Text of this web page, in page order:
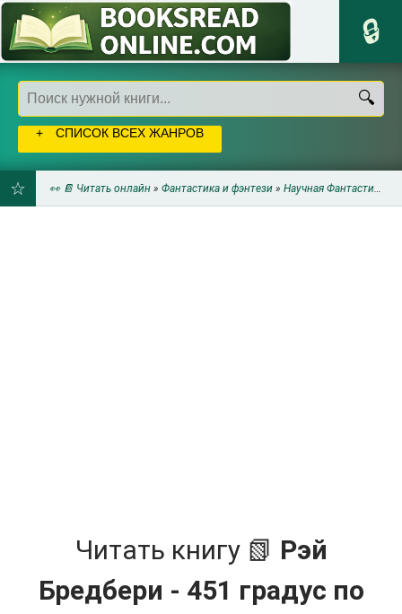
СПИСОК ВСЕХ ЖАНРОВ
👀 📔 Читать онлайн » Фантастика и фэнтези » Научная Фантастика
Читать книгу 📗 Рэй
Бредбери - 451 градус по